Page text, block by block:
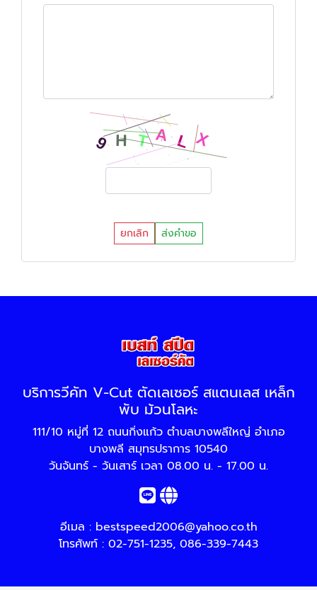
ยกเลิก ส่งคำขอ
บริการวีคัท V-Cut ตัดเลเซอร์ สแตนเลส เหล็ก
พับ ม้วนโลหะ
111/10 หมู่ที่ 12 ถนนกิ่งแก้ว ตำบลบางพลีใหญ่ อำเภอ
บางพลี สมุทรปราการ 10540
วันจันทร์ - วันเสาร์ เวลา 08.00 น. - 17.00 น.
อีเมล : bestspeed2006@yahoo.co.th
โทรศัพท์ : 02-751-1235, 086-339-7443